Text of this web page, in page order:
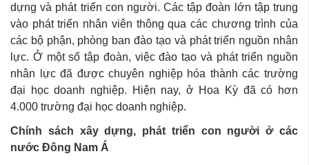
dựng và phát triển con người. Các tập đoàn lớn tập trung
vào phát triển nhân viên thông qua các chương trình của
các bộ phận, phòng ban đào tạo và phát triển nguồn nhân
lực. Ở một số tập đoàn, việc đào tạo và phát triển nguồn
nhân lực đã được chuyên nghiệp hóa thành các trường
đại học doanh nghiệp. Hiện nay, ở Hoa Kỳ đã có hơn
4.000 trường đại học doanh nghiệp.
Chính sách xây dựng, phát triển con người ở các
nước Đông Nam Á